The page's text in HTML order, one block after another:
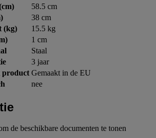
58.5 cm
38 cm
(kg)
15.5 kg
1 cm
Staal
3 jaar
product Gemaakt in de EU
nee
de beschikbare documenten te tonen